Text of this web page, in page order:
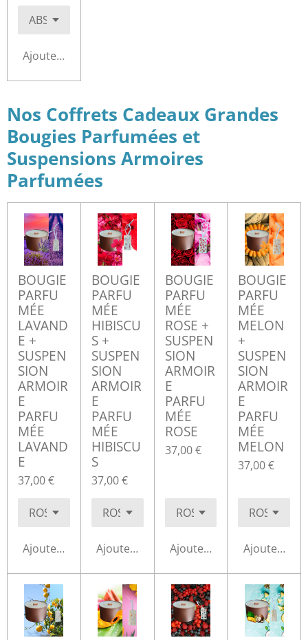
Ajouter au panier
Nos Coffrets Cadeaux Grandes
Bougies Parfumées et
Suspensions Armoires
Parfumées
BOUGIE
PARFU
MÉE
LAVAND
E +
SUSPEN
SION
ARMOIR
E
PARFU
MÉE
LAVAND
E
37,00 €
Ajouter au panier
BOUGIE
PARFU
MÉE
HIBISCU
S +
SUSPEN
SION
ARMOIR
E
PARFU
MÉE
HIBISCU
S
37,00 €
Ajouter au panier
BOUGIE
PARFU
MÉE
ROSE +
SUSPEN
SION
ARMOIR
E
PARFU
MÉE
ROSE
37,00 €
Ajouter au panier
BOUGIE
PARFU
MÉE
MELON
+
SUSPEN
SION
ARMOIR
E
PARFU
MÉE
MELON
37,00 €
Ajouter au